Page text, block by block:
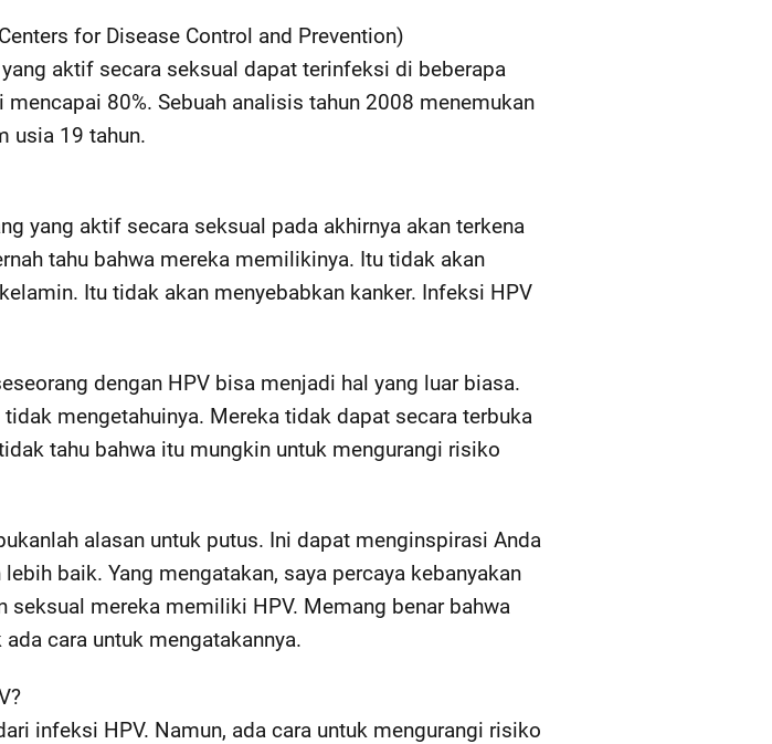
for Disease Control and Prevention)
aktif secara seksual dapat terinfeksi di beberapa
80%. Sebuah analisis tahun 2008 menemukan
usia 19 tahun.
yang aktif secara seksual pada akhirnya akan terkena
tahu bahwa mereka memilikinya. Itu tidak akan
Itu tidak akan menyebabkan kanker. Infeksi HPV
dengan HPV bisa menjadi hal yang luar biasa.
mengetahuinya. Mereka tidak dapat secara terbuka
tahu bahwa itu mungkin untuk mengurangi risiko
alasan untuk putus. Ini dapat menginspirasi Anda
baik. Yang mengatakan, saya percaya kebanyakan
mereka memiliki HPV. Memang benar bahwa
cara untuk mengatakannya.
infeksi HPV. Namun, ada cara untuk mengurangi risiko